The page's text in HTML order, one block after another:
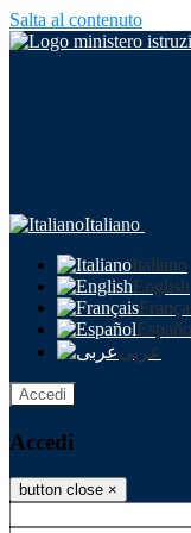
Salta al contenuto
Italiano
Italiano
English
عربى
Accedi
Accedi
button close ×